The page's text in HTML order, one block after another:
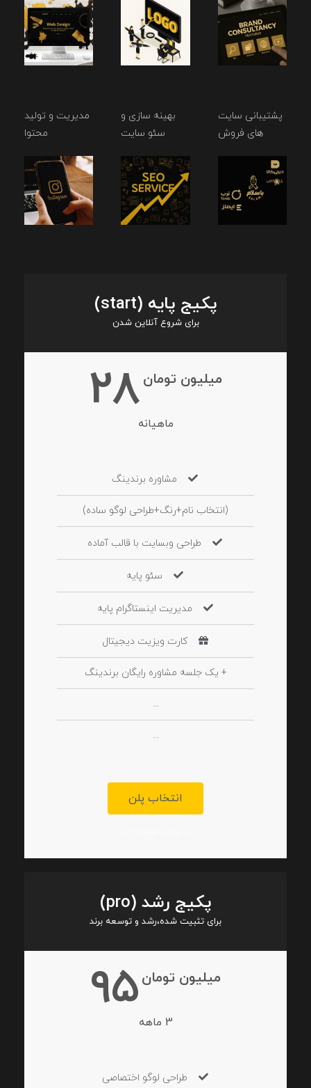
پشتیبانی سایت
های فروش
بهینه سازی و
سئو سایت
مدیریت و تولید
محتوا
پکیج پایه (start)
برای شروع آنلاین شدن
میلیون تومان 28
ماهیانه
مشاوره برندینگ
(انتخاب نام+رنگ+طراحی لوگو ساده)
طراحی وبسایت با قالب آماده
سئو پایه
مدیریت اینستاگرام پایه
کارت ویزیت دیجیتال
+ یک جلسه مشاوره رایگان برندینگ
...
...
انتخاب پلن
پکیج رشد (pro)
برای تثبیت شده،رشد و توسعه برند
میلیون تومان 95
3 ماهه
طراحی لوگو اختصاصی